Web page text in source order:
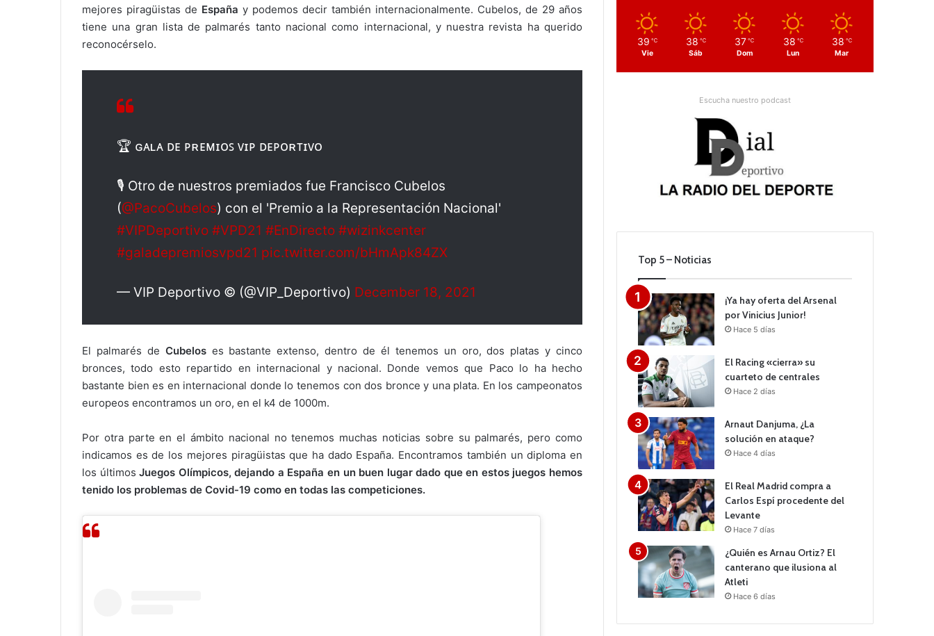
mejores piragüistas de España y podemos decir también internacionalmente. Cubelos, de 29 años
tiene una gran lista de palmarés tanto nacional como internacional, y nuestra revista ha querido
reconocérselo.
🏆 ɢᴀʟᴀ ᴅᴇ ᴘʀᴇᴍɪᴏꜱ ᴠɪᴘ ᴅᴇᴘᴏʀᴛɪᴠᴏ
🎙 Otro de nuestros premiados fue Francisco Cubelos
(@PacoCubelos) con el 'Premio a la Representación Nacional'
#VIPDeportivo #VPD21 #EnDirecto #wizinkcenter
#galadepremiosvpd21 pic.twitter.com/bHmApk84ZX
— VIP Deportivo © (@VIP_Deportivo) December 18, 2021
El palmarés de Cubeloses bastante extenso, dentro de él tenemos un oro, dos platas y cinco
bronces, todo esto repartido en internacional y nacional. Donde vemos que Paco lo ha hecho
bastante bien es en internacional donde lo tenemos con dos bronce y una plata. En los campeonatos
europeos encontramos un oro, en el k4 de 1000m.
Por otra parte en el ámbito nacional no tenemos muchas noticias sobre su palmarés, pero como
indicamos es de los mejores piragüistas que ha dado España. Encontramos también un diploma en
los últimosJuegos Olímpicos, dejando a España en un buen lugar dado que en estos juegos hemos
tenido los problemas de Covid-19 como en todas las competiciones.
39 ℃
Vie
38 ℃
Sáb
37 ℃
Dom
38 ℃
Lun
38 ℃
Mar
Escucha nuestro podcast
Top 5 – Noticias
¡Ya hay oferta del Arsenal
por Vinicius Junior!
Hace 5 días
El Racing «cierra» su
cuarteto de centrales
Hace 2 días
Arnaut Danjuma, ¿La
solución en ataque?
Hace 4 días
El Real Madrid compra a
Carlos Espí procedente del
Levante
Hace 7 días
¿Quién es Arnau Ortiz? El
canterano que ilusiona al
Atleti
Hace 6 días